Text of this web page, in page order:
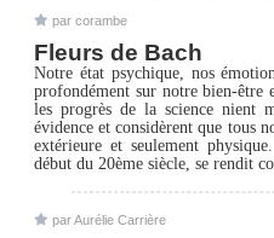
par corambe
Fleurs de Bach
Notre état psychique, nos
profondément sur notre bien-être
les progrès de la science nient
évidence et considèrent que tous
extérieure et seulement
début du 20ème siècle, se rendit
par Aurélie Carrière